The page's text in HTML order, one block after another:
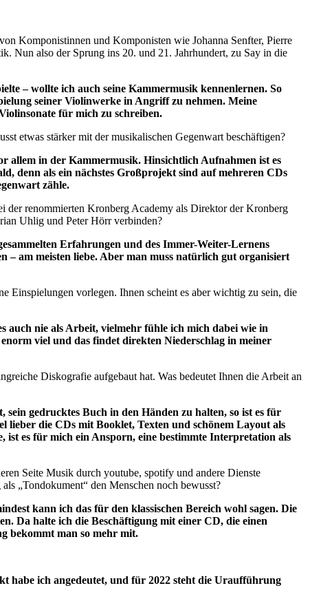
Komponistinnen und Komponisten wie Johanna Senfter, Pierre
Nun also der Sprung ins 20. und 21. Jahrhundert, zu Say in die
– wollte ich auch seine Kammermusik kennenlernen. So
seiner Violinwerke in Angriff zu nehmen. Meine
für mich zu schreiben.
etwas stärker mit der musikalischen Gegenwart beschäftigen?
allem in der Kammermusik. Hinsichtlich Aufnahmen ist es
denn als ein nächstes Großprojekt sind auf mehreren CDs
zähle.
der renommierten Kronberg Academy als Direktor der Kronberg
Uhlig und Peter Hörr verbinden?
Erfahrungen und des Immer-Weiter-Lernens
– am meisten liebe. Aber man muss natürlich gut organisiert
Einspielungen vorlegen. Ihnen scheint es aber wichtig zu sein, die
auch nie als Arbeit, vielmehr fühle ich mich dabei wie in
viel und das findet direkten Niederschlag in meiner
Diskografie aufgebaut hat. Was bedeutet Ihnen die Arbeit an
gedrucktes Buch in den Händen zu halten, so ist es für
lieber die CDs mit Booklet, Texten und schönem Layout als
ist es für mich ein Ansporn, eine bestimmte Interpretation als
Seite Musik durch youtube, spotify und andere Dienste
„Tondokument“ den Menschen noch bewusst?
kann ich das für den klassischen Bereich wohl sagen. Die
Da halte ich die Beschäftigung mit einer CD, die einen
bekommt man so mehr mit.
habe ich angedeutet, und für 2022 steht die Uraufführung